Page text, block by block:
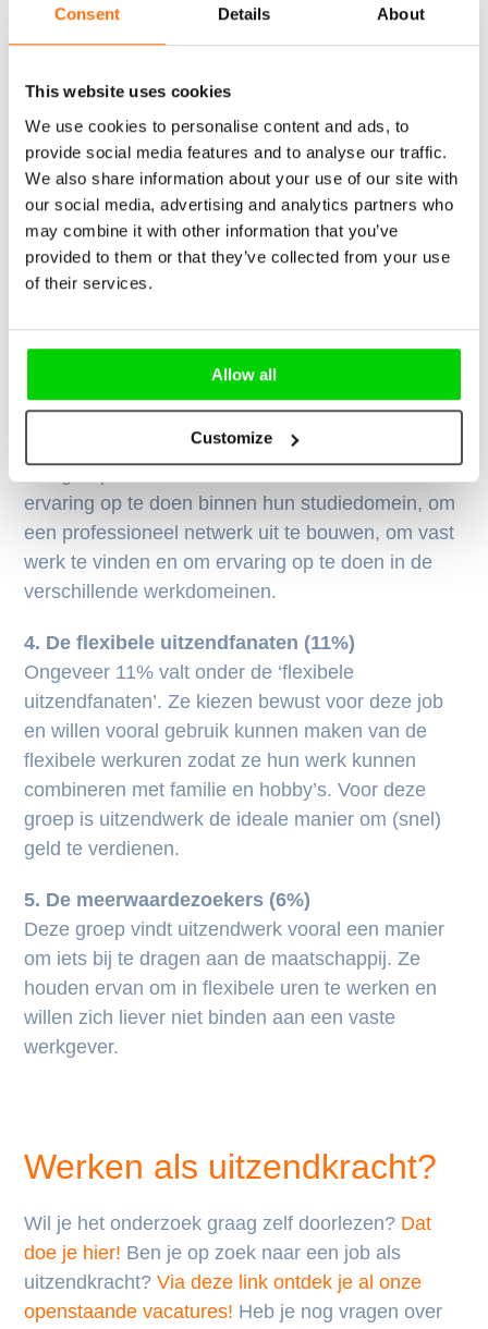
Consent Details About
This website uses cookies
We use cookies to personalise content and ads, to
provide social media features and to analyse our traffic.
We also share information about your use of our site with
our social media, advertising and analytics partners who
may combine it with other information that you’ve
provided to them or that they’ve collected from your use
of their services.
Allow all
Customize
groep uitzendkrachten waardeert vooral de
snelheid en flexibiliteit binnen hun job als
2. De bijverdieners (30%)
30% van de uitzendkrachten valt onder de
categorie ‘bijverdieners’. Zij kiezen voor
uitzendwerk om (snel) bij te verdienen, flexibel te
werken (vaak in combinatie met een andere job of
opleiding) en om ervaring op te doen. 11% van
uitzendwerk met hun pensioen.
3. De ervaringzoekende starters (13%)
Zo’n 13% van de uitzendkrachten valt onder de
groep van ‘ervaringzoekende starters’. Deze
ervaring op te doen binnen hun studiedomein, om
een professioneel netwerk uit te bouwen, om vast
werk te vinden en om ervaring op te doen in de
verschillende werkdomeinen.
4. De flexibele uitzendfanaten (11%)
Ongeveer 11% valt onder de ‘flexibele
uitzendfanaten’. Ze kiezen bewust voor deze job
en willen vooral gebruik kunnen maken van de
flexibele werkuren zodat ze hun werk kunnen
combineren met familie en hobby’s. Voor deze
groep is uitzendwerk de ideale manier om (snel)
geld te verdienen.
5. De meerwaardezoekers (6%)
Deze groep vindt uitzendwerk vooral een manier
om iets bij te dragen aan de maatschappij. Ze
houden ervan om in flexibele uren te werken en
willen zich liever niet binden aan een vaste
werkgever.
Werken als uitzendkracht?
Wil je het onderzoek graag zelf doorlezen? Dat
doe je hier! Ben je op zoek naar een job als
uitzendkracht?Via deze link ontdek je al onze
openstaande vacatures! Heb je nog vragen over
Register